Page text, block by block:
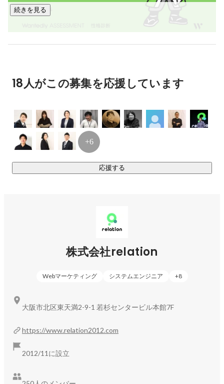
▼組込系▼
・IoT開発
・交通システム開発　など
続きを見る
18人がこの募集を応援しています
応援する
+6
株式会社relation
Webマーケティング システムエンジニア +8
https://www.relation2012.com
2012/11に設立
大阪市北区東天満2-9-1 若杉センタービル本館7F